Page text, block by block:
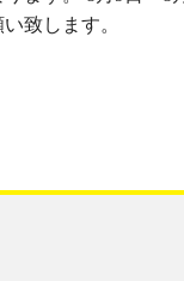
致します。